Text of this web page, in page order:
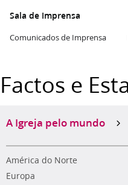
Sala de Imprensa
Comunicados de Imprensa
Factos e
A Igreja pelo mundo
América do Norte
Europa